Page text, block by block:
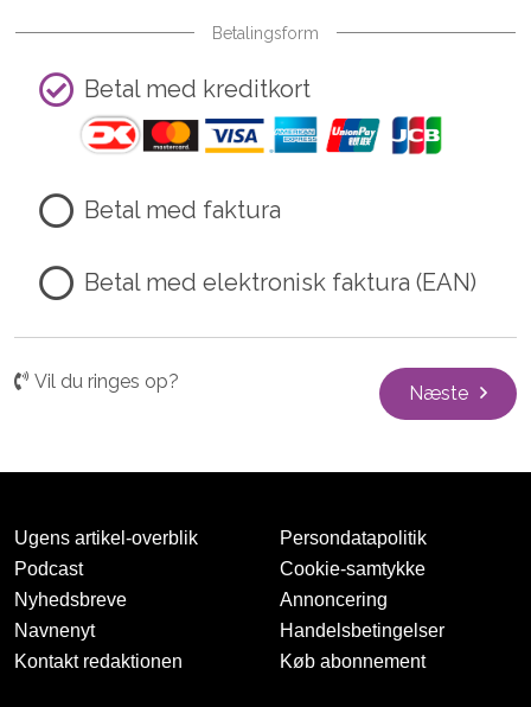
Betalingsform
Betal med kreditkort
Betal med faktura
Betal med elektronisk faktura (EAN)
Vil du ringes op?
Næste
Ugens artikel-overblik
Podcast
Nyhedsbreve
Navnenyt
Kontakt redaktionen
Persondatapolitik
Cookie-samtykke
Annoncering
Handelsbetingelser
Køb abonnement